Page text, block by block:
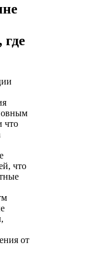
где
что
что
от